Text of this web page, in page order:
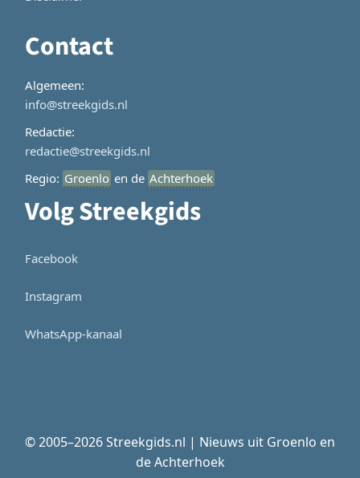
Contact
Algemeen:
info@streekgids.nl
Redactie:
redactie@streekgids.nl
Regio: Groenlo en de Achterhoek
Volg Streekgids
Facebook
Instagram
WhatsApp-kanaal
© 2005–2026 Streekgids.nl | Nieuws uit Groenlo en
de Achterhoek